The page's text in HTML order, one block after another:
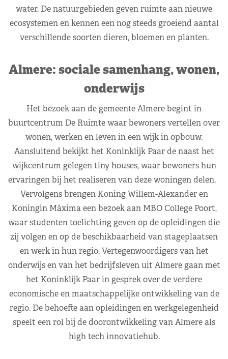
water. De natuurgebieden geven ruimte aan nieuwe
ecosystemen en kennen een nog steeds groeiend aantal
verschillende soorten dieren, bloemen en planten.
Almere: sociale samenhang, wonen,
onderwijs
Het bezoek aan de gemeente Almere begint in
buurtcentrum De Ruimte waar bewoners vertellen over
wonen, werken en leven in een wijk in opbouw.
Aansluitend bekijkt het Koninklijk Paar de naast het
wijkcentrum gelegen tiny houses, waar bewoners hun
ervaringen bij het realiseren van deze woningen delen.
Vervolgens brengen Koning Willem-Alexander en
Koningin Máxima een bezoek aan MBO College Poort,
waar studenten toelichting geven op de opleidingen die
zij volgen en op de beschikbaarheid van stageplaatsen
en werk in hun regio. Vertegenwoordigers van het
onderwijs en van het bedrijfsleven uit Almere gaan met
het Koninklijk Paar in gesprek over de verdere
economische en maatschappelijke ontwikkeling van de
regio. De behoefte aan opleidingen en werkgelegenheid
speelt een rol bij de doorontwikkeling van Almere als
high tech innovatiehub.